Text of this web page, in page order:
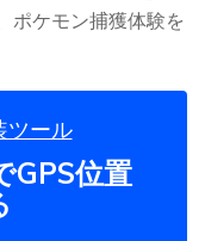
ポケモン捕獲体験を
ツール
GPS位置